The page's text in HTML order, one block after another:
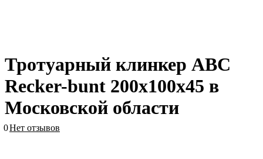
Тротуарный клинкер АВС
Recker-bunt 200х100х45 в
Московской области
0Нет отзывов